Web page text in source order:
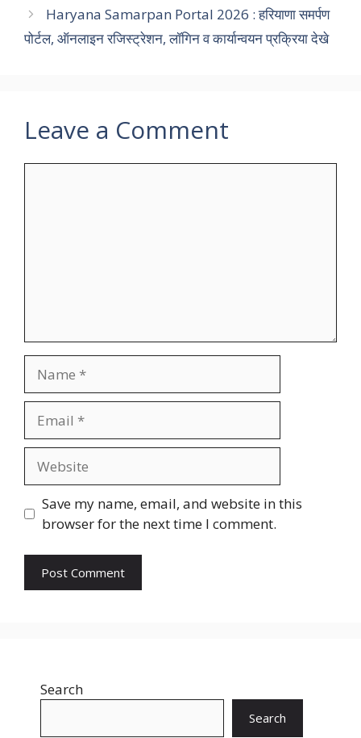
Haryana Samarpan Portal 2026 : हरियाणा समर्पण
पोर्टल, ऑनलाइन रजिस्ट्रेशन, लॉगिन व कार्यान्वयन प्रक्रिया देखे
Leave a Comment
Save my name, email, and website in this
browser for the next time I comment.
Search
Search